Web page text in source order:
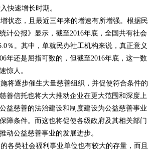
快速增长时期。
状态，且最近三年来的增速有所增强。根据民
计公报》显示，截至2016年底，全国共有社会
％。其中，单就民办社工机构来说，真正意义
年还是屈指可数的，但截至2016年底，这一数
惊人。
将逐步催生大量慈善组织，并促使符合条件的
善信托也将大大推动企业在更大范围和深度上
益慈善的法治建设和制度建设为公益慈善事业
障条件。而这也将促使各级政府及其相关部门
动公益慈善事业的发展进步。
各类社会福利事业单位也有较大的存量，而且